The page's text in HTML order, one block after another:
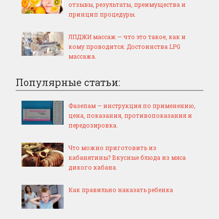
отзывы, результаты, преимущества и
принцип процедуры.
ЛПДЖИ массаж — что это такое, как и
кому проводится. Достоинства LPG
массажа.
Популярные статьи:
Фазепам — инструкция по применению,
цена, показания, противопоказания и
передозировка.
Что можно приготовить из
кабанятины? Вкусные блюда из мяса
дикого кабана.
Как правильно наказать ребенка